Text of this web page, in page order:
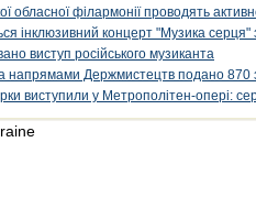
обласної філармонії проводять
інклюзивний концерт "Музика
виступ російського музиканта
напрямами Держмистецтв подано 870
виступили у Метрополітен-опері: